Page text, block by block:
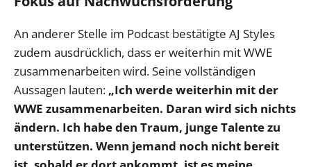
An anderer Stelle im Podcast bestätigte AJ Styles
zudem ausdrücklich, dass er weiterhin mit WWE
zusammenarbeiten wird. Seine vollständigen
Aussagen lauten: „Ich werde weiterhin mit der
WWE zusammenarbeiten. Daran wird sich nichts
ändern. Ich habe den Traum, junge Talente zu
unterstützen. Wenn jemand noch nicht bereit